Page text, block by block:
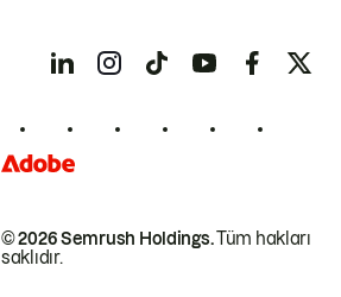
© 2026 Semrush Holdings.Tüm hakları
saklıdır.